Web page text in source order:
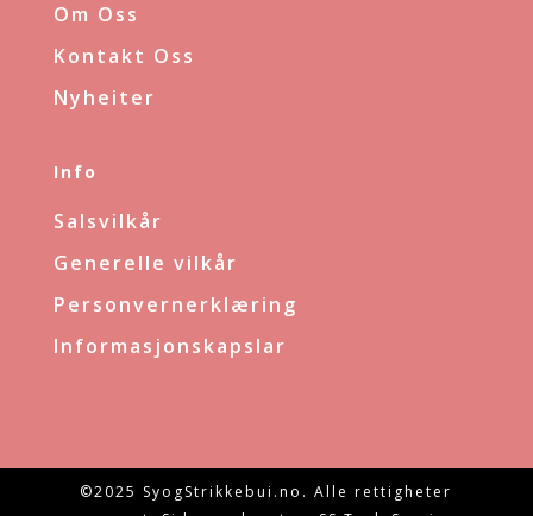
Om Oss
Kontakt Oss
Nyheiter
Info
Salsvilkår
Generelle vilkår
Personvernerklæring
Informasjonskapslar
©2025 SyogStrikkebui.no. Alle rettigheter